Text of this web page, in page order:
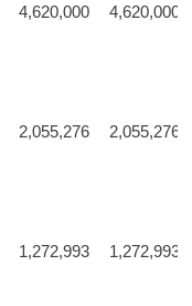
4,620,000 4,620,000
2,055,276 2,055,276
1,272,993 1,272,993